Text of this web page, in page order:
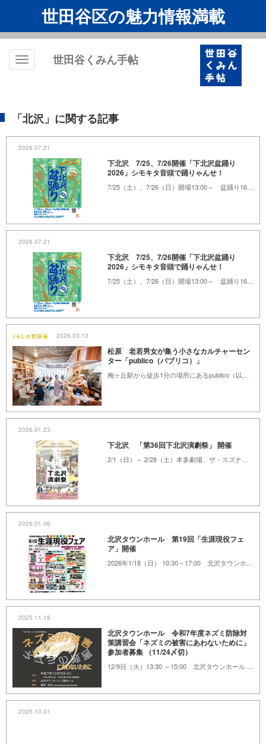
世田谷区の魅力情報満載
Toggle
世田谷くみん手帖
「北沢」に関する記事
2026.07.21
下北沢 7/25、7/26開催「下北沢盆踊り
2026」シモキタ音頭で踊りゃんせ！
2026.07.21
下北沢 7/25、7/26開催「下北沢盆踊り
2026」シモキタ音頭で踊りゃんせ！
2026.03.13
松原 老若男女が集う小さなカルチャーセン
ター「publico（パブリコ）」
2026.01.23
下北沢 「第36回下北沢演劇祭」 開催
2026.01.06
北沢タウンホール 第19回「生涯現役フェ
ア」開催
2025.11.18
北沢タウンホール 令和7年度ネズミ防除対
策講習会「ネズミの被害にあわないために」
参加者募集 （11/24〆切）
2025.10.01